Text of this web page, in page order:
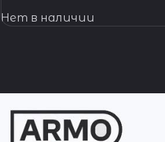
Нет в наличии